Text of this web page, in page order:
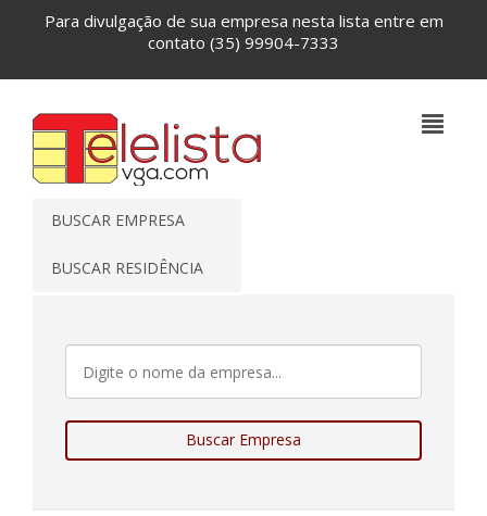
Para divulgação de sua empresa nesta lista entre em
contato (35) 99904-7333
BUSCAR EMPRESA
BUSCAR RESIDÊNCIA
Buscar Empresa